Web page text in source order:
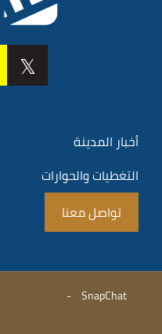
أخبار المدينة
التغطيات والحوارات
تواصل معنا
SnapChat
-